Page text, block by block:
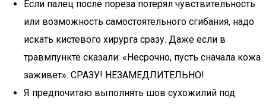
Если палец после пореза потерял чувствительность
или возможность самостоятельного сгибания, надо
искать кистевого хирурга сразу. Даже если в
травмпункте сказали: «Несрочно, пусть сначала кожа
заживет». СРАЗУ! НЕЗАМЕДЛИТЕЛЬНО!
Я предпочитаю выполнять шов сухожилий под